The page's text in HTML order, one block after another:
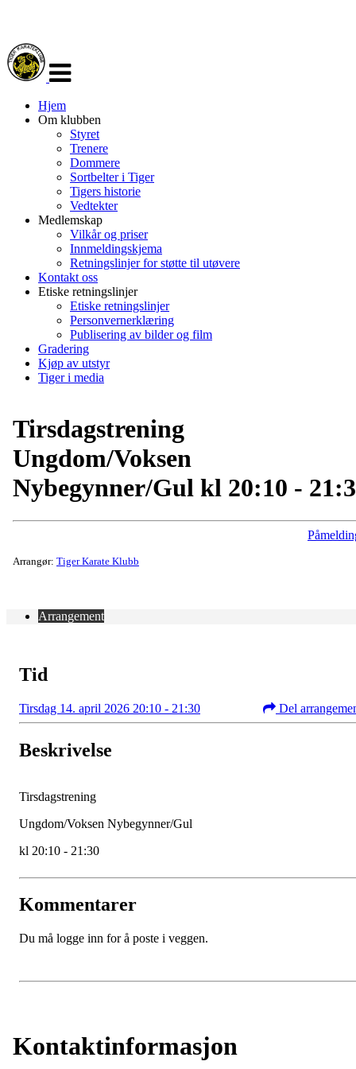
navigasjon
Hjem
Om klubben
Styret
Trenere
Dommere
Sortbelter i Tiger
Tigers historie
Vedtekter
Medlemskap
Vilkår og priser
Innmeldingskjema
Retningslinjer for støtte til utøvere
Kontakt oss
Etiske retningslinjer
Etiske retningslinjer
Personvernerklæring
Publisering av bilder og film
Gradering
Kjøp av utstyr
Tiger i media
Tirsdagstrening
Ungdom/Voksen
Nybegynner/Gul kl 20:10 -
Arrangør: Tiger Karate Klubb
Arrangement
Tid
Tirsdag 14. april 2026 20:10 - 21:30 Del
Beskrivelse
Tirsdagstrening
Ungdom/Voksen Nybegynner/Gul
kl 20:10 - 21:30
Kommentarer
Du må logge inn for å poste i veggen.
Kontaktinformasjon